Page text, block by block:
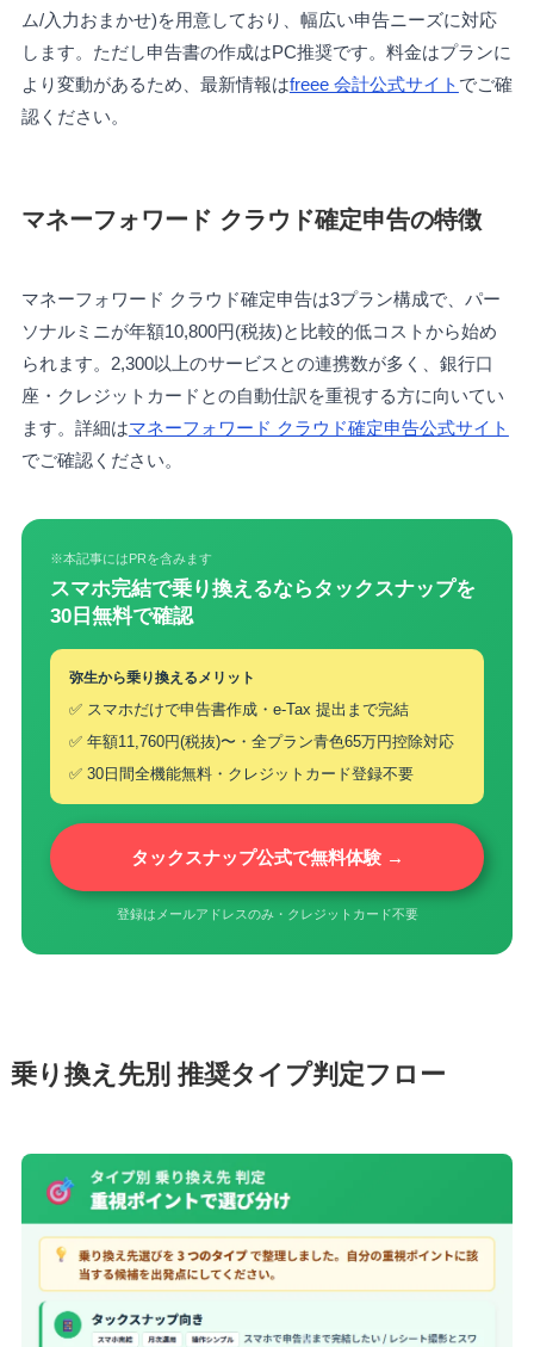
ム/入力おまかせ)を用意しており、幅広い申告ニーズに対応
します。ただし申告書の作成はPC推奨です。料金はプランに
より変動があるため、最新情報はfreee 会計公式サイト でご確
認ください。
マネーフォワード クラウド確定申告の特徴
マネーフォワード クラウド確定申告は3プラン構成で、パー
ソナルミニが年額10,800円(税抜)と比較的低コストから始め
られます。2,300以上のサービスとの連携数が多く、銀行口
座・クレジットカードとの自動仕訳を重視する方に向いてい
ます。詳細はマネーフォワード クラウド確定申告公式サイト
でご確認ください。
※本記事にはPRを含みます
スマホ完結で乗り換えるならタックスナップを
30日無料で確認
弥生から乗り換えるメリット
✅ スマホだけで申告書作成・e-Tax 提出まで完結
✅ 年額11,760円(税抜)〜・全プラン青色65万円控除対応
✅ 30日間全機能無料・クレジットカード登録不要
タックスナップ公式で無料体験 →
登録はメールアドレスのみ・クレジットカード不要
乗り換え先別 推奨タイプ判定フロー